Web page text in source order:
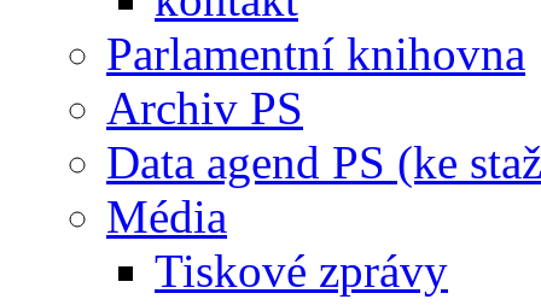
Parlamentní knihovna
Archiv PS
Data agend PS (ke
Média
Tiskové zprávy